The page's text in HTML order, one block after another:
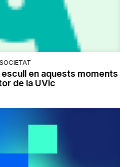
SOCIETAT
escull en aquests moments
de la UVic